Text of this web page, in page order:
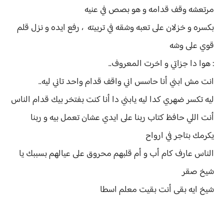
مرتعشه وقف قدامه و هو بصص في عنيه
بكسره و خزلان على تعبه وشقه في تربيته ، رفع ايده و نزل قلم
قوي على وشه
: هوا دا جزاتي و اخرت المعروف..
انت مش ابني أنا حاسس اني واقف قدام واحد تاني ليه..
ليه تكسر ضهري كدا ليه يابني دا أنا كنت بفتخر بيك قدام الناس
أنت اللي حافظ كتاب ربنا على ايدي عشان تعمل بيه و ربنا
يكرمك بتاجر في ارواح
الناس عارف كام أب و أم قلبهم محروق على عيالهم بسببك يا
شيخ صقر
شيخ ايه بقى أنت بقيت معلم اسطا